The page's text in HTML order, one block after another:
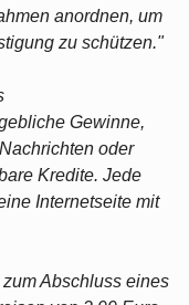
anordnen, um
zu schützen."
Gewinne,
oder
Kredite. Jede
Internetseite mit
Abschluss eines